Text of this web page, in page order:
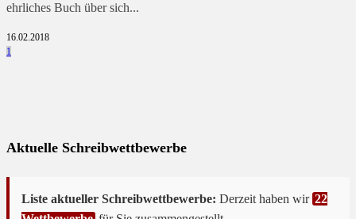
ehrliches Buch über sich...
16.02.2018
1
Aktuelle Schreibwettbewerbe
Liste aktueller Schreibwettbewerbe: Derzeit haben wir 22